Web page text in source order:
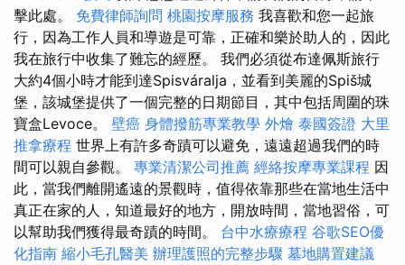
擊此處。 免費律師詢問 桃園按摩服務 我喜歡和您一起旅
行，因為工作人員和導遊是可靠，正確和樂於助人的，因此
我在旅行中收集了難忘的經歷。 我們必須從布達佩斯旅行
大約4個小時才能到達Spisváralja，並看到美麗的Spiš城
堡，該城堡提供了一個完整的日期節目，其中包括周圍的珠
寶盒Levoce。 壁癌 身體撥筋專業教學 外燴 泰國簽證 大里
推拿療程 世界上有許多奇蹟可以避免，遠遠超過我們的時
間可以親自參觀。 專業清潔公司推薦 經絡按摩專業課程 因
此，當我們離開遙遠的景觀時，值得依靠那些在當地生活中
真正在家的人，知道最好的地方，開放時間，當地習俗，可
以幫助我們獲得最奇蹟的時間。 台中水療療程 谷歌SEO優
化指南 縮小毛孔醫美 辦理護照的完整步驟 墓地購置建議